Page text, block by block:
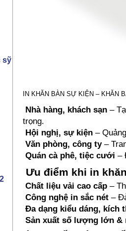
IN KHĂN BÀN SỰ KIỆN – KHĂN
Nhà hàng, khách sạn –
trọng.
Hội nghị, sự kiện –
Văn phòng, công ty–
Quán cà phê, tiệc cưới –
Ưu điểm khi in
Chất liệu vải cao cấp –
Công nghệ in sắc nét –
Đa dạng kiểu dáng, kích
Sản xuất số lượng lớn &